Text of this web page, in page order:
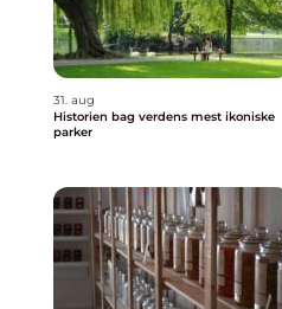
31. aug
Historien bag verdens mest ikoniske
parker